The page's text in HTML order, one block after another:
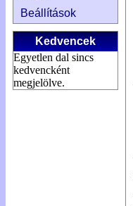
Beállítások
Kedvencek
Egyetlen dal sincs
kedvencként
megjelölve.